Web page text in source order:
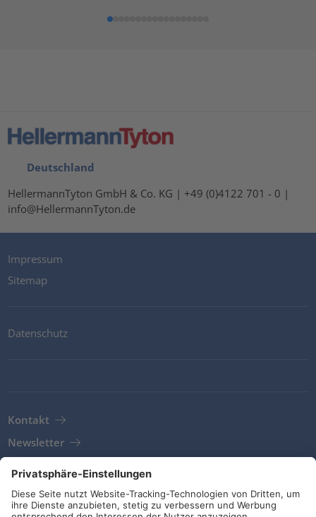
Deutschland
HellermannTyton GmbH & Co. KG | +49 (0)4122 701 - 0 |
info@HellermannTyton.de
Impressum
Sitemap
Datenschutz
Kontakt
Newsletter
AGB